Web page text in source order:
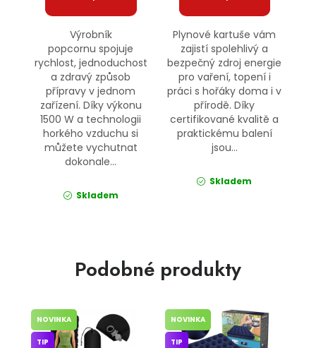
Výrobník
popcornu spojuje
rychlost, jednoduchost
a zdravý způsob
přípravy v jednom
zařízení. Díky výkonu
1500 W a technologii
horkého vzduchu si
můžete vychutnat
dokonale...
Skladem
Plynové kartuše vám
zajistí spolehlivý a
bezpečný zdroj energie
pro vaření, topení i
práci s hořáky doma i v
přírodě. Díky
certifikované kvalitě a
praktickému balení
jsou...
Skladem
Podobné produkty
NOVINKA
TIP
NOVINKA
TIP